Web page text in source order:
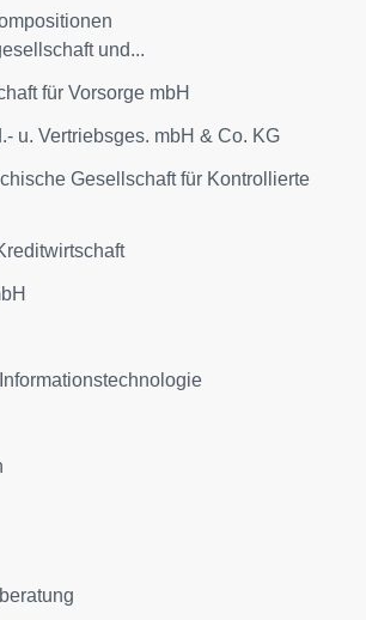
und...
für Vorsorge mbH
u. Vertriebsges. mbH & Co. KG
Gesellschaft für Kontrollierte